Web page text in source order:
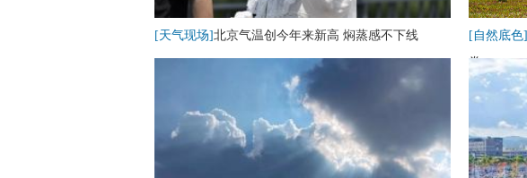
[天气现场]北京气温创今年来新高 焖蒸感不下线 [自然底色]
卷